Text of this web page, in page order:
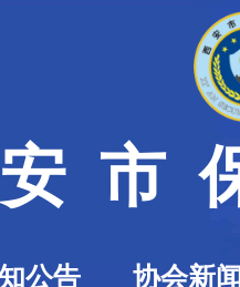
市
公告 协会新闻